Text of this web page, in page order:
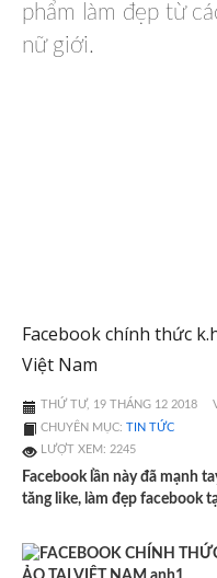
phẩm làm đẹp từ
nữ giới.
Facebook chính thức
Việt Nam
THỨ TƯ, 19 THÁNG 12 2018
CHUYÊN MỤC: TIN TỨC
LƯỢT XEM: 2245
Facebook lần này đã mạnh
tăng like, làm đẹp facebook